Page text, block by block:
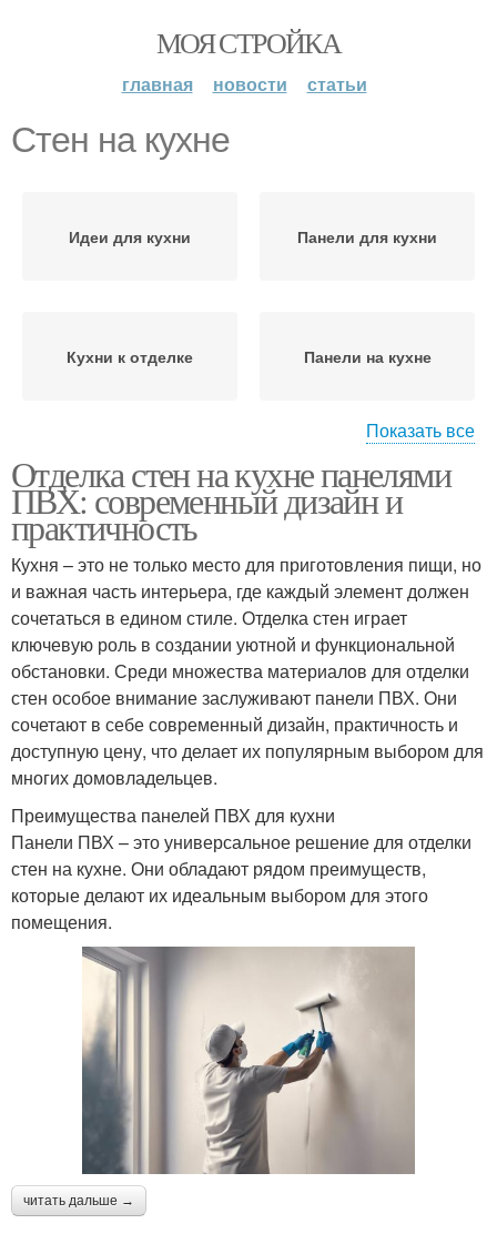
МОЯ СТРОЙКА
главная новости статьи
Стен на кухне
Идеи для кухни Панели для кухни
Кухни к отделке Панели на кухне
Решения для кухни Потолки в кухне
Стили для кухни Гамма для стен
Стен под кирпич Материалы для стен
Стен в зависимости Камень для стен
Стен в квартире
Рисунок на стене Кухни с панелями
Рисунки на стене
Показать все
Отделка стен на кухне панелями
ПВХ: современный дизайн и
практичность
Кухня – это не только место для приготовления пищи, но
и важная часть интерьера, где каждый элемент должен
сочетаться в едином стиле. Отделка стен играет
ключевую роль в создании уютной и функциональной
обстановки. Среди множества материалов для отделки
стен особое внимание заслуживают панели ПВХ. Они
сочетают в себе современный дизайн, практичность и
доступную цену, что делает их популярным выбором для
многих домовладельцев.
Преимущества панелей ПВХ для кухни
Панели ПВХ – это универсальное решение для отделки
стен на кухне. Они обладают рядом преимуществ,
которые делают их идеальным выбором для этого
помещения.
читать дальше →